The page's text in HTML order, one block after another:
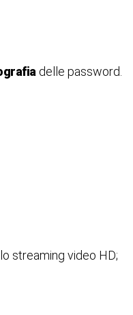
delle password.
streaming video HD;